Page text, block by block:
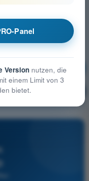
Ausbildung!
Frage
Panel
Versionnutzen, die
einem Limit von 3
bietet.